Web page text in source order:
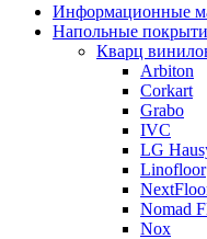
Информационные
Напольные
Кварц
Arbiton
Corkart
Grabo
IVC
LG
Linofloor
Nomad
Nox